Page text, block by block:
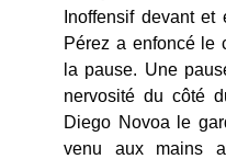
Inoffensif devant
Pérez a enfoncé le
la pause. Une
nervosité du côté
Diego Novoa le
venu aux mains